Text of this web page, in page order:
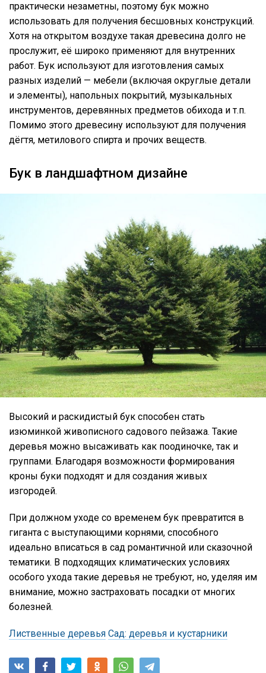
практически незаметны, поэтому бук можно
использовать для получения бесшовных конструкций.
Хотя на открытом воздухе такая древесина долго не
прослужит, её широко применяют для внутренних
работ. Бук используют для изготовления самых
разных изделий — мебели (включая округлые детали
и элементы), напольных покрытий, музыкальных
инструментов, деревянных предметов обихода и т.п.
Помимо этого древесину используют для получения
дёгтя, метилового спирта и прочих веществ.
Бук в ландшафтном дизайне
Высокий и раскидистый бук способен стать
изюминкой живописного садового пейзажа. Такие
деревья можно высаживать как поодиночке, так и
группами. Благодаря возможности формирования
кроны буки подходят и для создания живых
изгородей.
При должном уходе со временем бук превратится в
гиганта с выступающими корнями, способного
идеально вписаться в сад романтичной или сказочной
тематики. В подходящих климатических условиях
особого ухода такие деревья не требуют, но, уделяя им
внимание, можно застраховать посадки от многих
болезней.
Лиственные деревья Сад: деревья и кустарники